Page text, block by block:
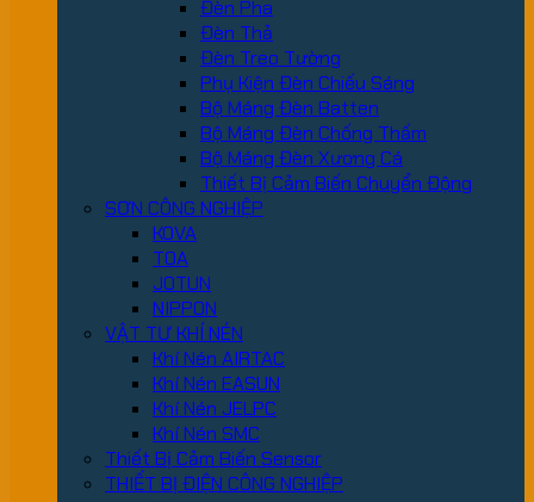
Đèn Pha
Đèn Thả
Đèn Treo Tường
Phụ Kiện Đèn Chiếu Sáng
Bộ Máng Đèn Batten
Bộ Máng Đèn Chống Thấm
Bộ Máng Đèn Xương Cá
Thiết Bị Cảm Biến Chuyển Động
SƠN CÔNG NGHIỆP
KOVA
TOA
JOTUN
NIPPON
VẬT TƯ KHÍ NÉN
Khí Nén AIRTAC
Khí Nén EASUN
Khí Nén JELPC
Khí Nén SMC
Thiết Bị Cảm Biến Sensor
THIẾT BỊ ĐIỆN CÔNG NGHIỆP